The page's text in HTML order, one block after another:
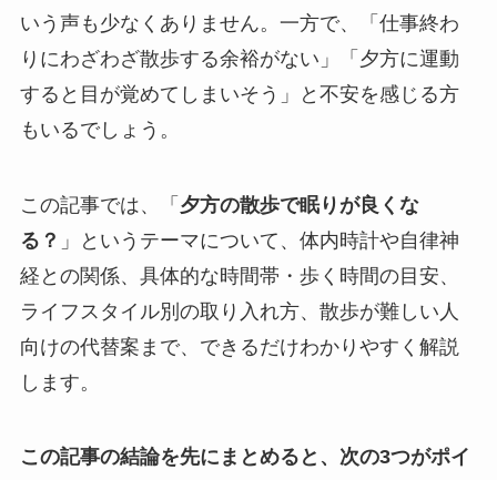
いう声も少なくありません。一方で、「仕事終わ
りにわざわざ散歩する余裕がない」「夕方に運動
すると目が覚めてしまいそう」と不安を感じる方
もいるでしょう。
この記事では、「 夕方の散歩で眠りが良くな
る？ 」というテーマについて、体内時計や自律神
経との関係、具体的な時間帯・歩く時間の目安、
ライフスタイル別の取り入れ方、散歩が難しい人
向けの代替案まで、できるだけわかりやすく解説
します。
この記事の結論を先にまとめると、次の3つがポイ